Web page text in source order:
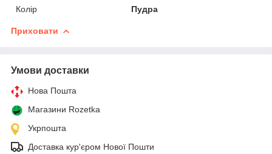
Колір
Пудра
Приховати
Умови доставки
Нова Пошта
Магазини Rozetka
Укрпошта
Доставка кур'єром Нової Пошти